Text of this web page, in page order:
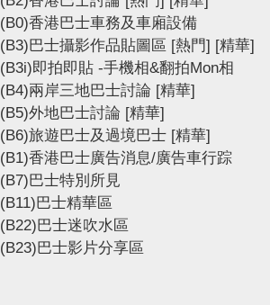
(B0)香港巴士車務及車廂設備
(B3)巴士攝影作品貼圖區 [熱門] [精華]
(B3i)即拍即貼 -手機相&翻拍Mon相
(B4)兩岸三地巴士討論 [精華]
(B5)外地巴士討論 [精華]
(B6)旅遊巴士及過境巴士 [精華]
(B1)香港巴士廣告消息/廣告車行踪
(B7)巴士特別所見
(B11)巴士精華區
(B22)巴士迷吹水區
(B23)巴士影片分享區